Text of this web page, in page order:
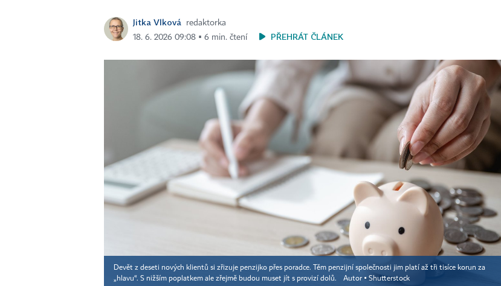
Jitka Vlková
redaktorka
18. 6. 2026 09:08 ▪ 6 min. čtení
PŘEHRÁT ČLÁNEK
Devět z deseti nových klientů si zřizuje penzijko přes poradce. Těm penzijní společnosti jim platí až tři tisíce korun za
„hlavu“. S nižším poplatkem ale zřejmě budou muset jít s provizí dolů.
Autor ▪ Shutterstock